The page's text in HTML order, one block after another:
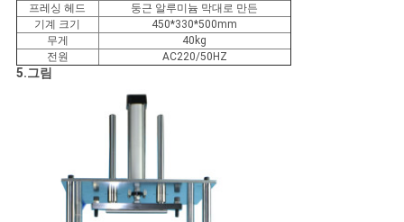
요
사
프레싱 헤드
둥근 알루미늄 막대로 만든
기계 크기
450*330*500mm
무게
40kg
전원
AC220/50HZ
5.그림